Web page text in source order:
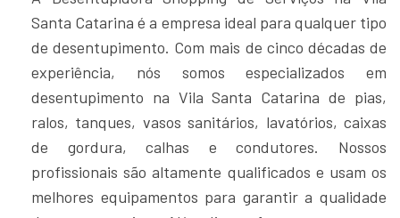
Santa Catarina é a empresa ideal para qualquer tipo
de desentupimento. Com mais de cinco décadas de
experiência, nós somos especializados em
desentupimento na Vila Santa Catarina de pias,
ralos, tanques, vasos sanitários, lavatórios, caixas
de gordura, calhas e condutores. Nossos
profissionais são altamente qualificados e usam os
melhores equipamentos para garantir a qualidade